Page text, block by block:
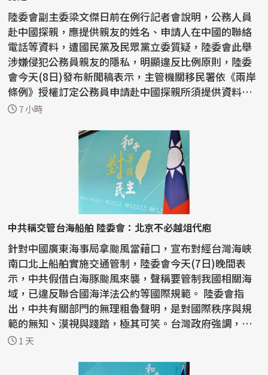
陸委會副主委梁文傑日前在例行記者會說明，公務人員
赴中國探親，應提供親友的姓名、申請人在中國的聯絡
電話等資料，遭國民黨及民眾黨立委質疑，陸委會此舉
涉嫌侵犯公務員親友的隱私，明顯違反比例原則，陸委
會今天(8日)發布新聞稿表示，主管機關移民署依《兩岸
條例》授權訂定公務員申請赴中國探親所須提供資料，
自2006...
7 小時
中共稱交管台海船舶 陸委會：北京不必越俎代庖
針對中國廣東海事局拿颱風當藉口，宣布對經台灣海峽
南口北上船舶實施交通管制，陸委會今天(7日)晚間表
示，中共假借白海豚颱風來襲，聲稱要管制我國相關海
域，已違反聯合國海洋法公約等國際規範。 陸委會指
出，中共有關部門的無理粗魯聲明，是對國際秩序與規
範的無知、漠視與踐踏，極其可笑。台灣政府強調，中
共沒有任...
1 天